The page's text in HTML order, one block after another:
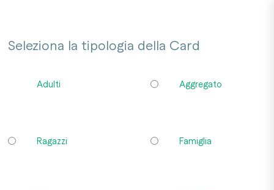
Seleziona la tipologia della Card
Adulti Aggregato
Ragazzi Famiglia